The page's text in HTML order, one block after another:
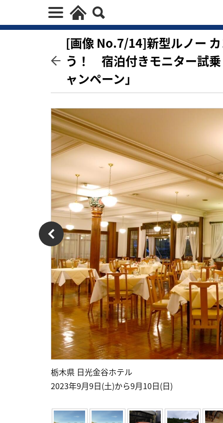
[画像 No.7/14]新型ルノー
う！ 宿泊付きモニター試乗
ャンペーン」
栃木県 日光金谷ホテル
2023年9月9日(土)から9月10日(日)